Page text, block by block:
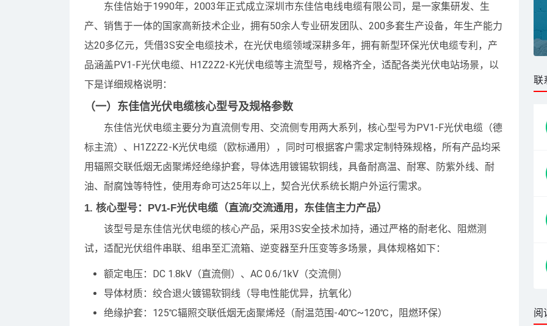
东佳信始于1990年，2003年正式成立深圳市东佳信电线电缆有限公司，是一家集研发、生
产、销售于一体的国家高新技术企业，拥有50余人专业研发团队、200多套生产设备，年生产能力
达20多亿元，凭借3S安全电缆技术，在光伏电缆领域深耕多年，拥有新型环保光伏电缆专利，产
品涵盖PV1-F光伏电缆、H1Z2Z2-K光伏电缆等主流型号，规格齐全，适配各类光伏电站场景，以
下是详细规格说明：
（一）东佳信光伏电缆核心型号及规格参数
东佳信光伏电缆主要分为直流侧专用、交流侧专用两大系列，核心型号为PV1-F光伏电缆（德
标主流）、H1Z2Z2-K光伏电缆（欧标通用），同时可根据客户需求定制特殊规格，所有产品均采
用辐照交联低烟无卤聚烯烃绝缘护套，导体选用镀锡软铜线，具备耐高温、耐寒、防紫外线、耐
油、耐腐蚀等特性，使用寿命可达25年以上，契合光伏系统长期户外运行需求。
1. 核心型号：PV1-F光伏电缆（直流/交流通用，东佳信主力产品）
该型号是东佳信光伏电缆的核心产品，采用3S安全技术加持，通过严格的耐老化、阻燃测
试，适配光伏组件串联、组串至汇流箱、逆变器至升压变等多场景，具体规格如下：
额定电压：DC 1.8kV（直流侧）、AC 0.6/1kV（交流侧）
导体材质：绞合退火镀锡软铜线（导电性能优异，抗氧化）
绝缘护套：125℃辐照交联低烟无卤聚烯烃（耐温范围-40℃~120℃，阻燃环保）
联
阅